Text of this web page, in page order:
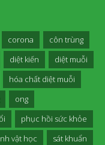
corona
côn trùng
diệt kiến
diệt muỗi
hóa chất diệt muỗi
ong
phục hồi sức khỏe
vật học
sát khuẩn